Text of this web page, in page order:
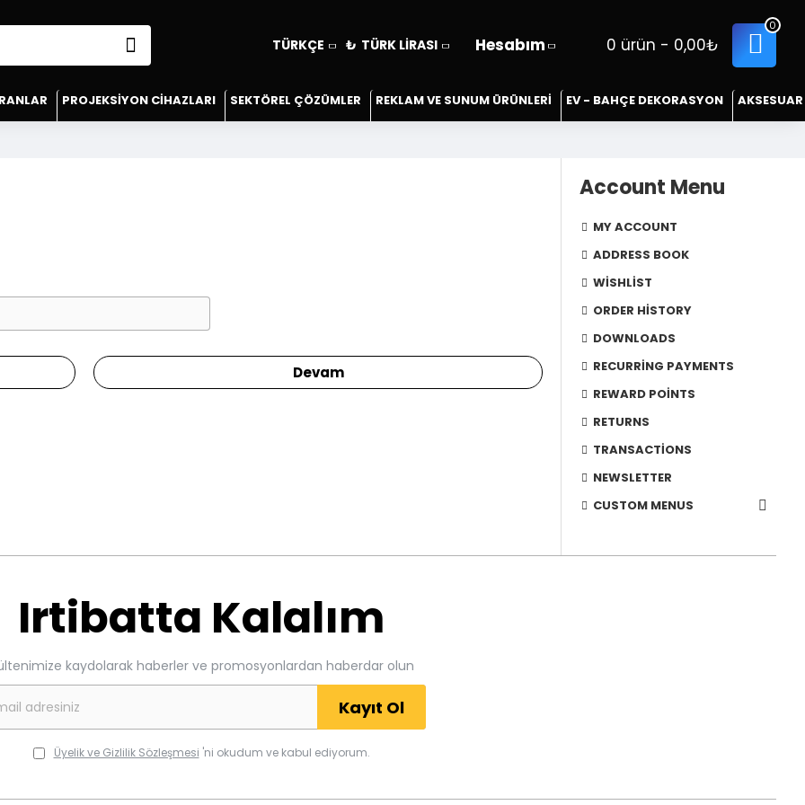
TÜRKÇE ₺ TÜRK LIRASI Hesabım 0 ürün - 0,00₺
0
PROJEKSIYON CIHAZLARI SEKTÖREL ÇÖZÜMLER REKLAM VE SUNUM ÜRÜNLERİ EV - BAHÇE DEKORASYON AKSESUAR
Devam
Account Menu
MY ACCOUNT
ADDRESS BOOK
WISHLIST
ORDER HISTORY
DOWNLOADS
RECURRING PAYMENTS
REWARD POINTS
RETURNS
TRANSACTIONS
NEWSLETTER
CUSTOM MENUS
Irtibatta Kalalım
kaydolarak haberler ve promosyonlardan haberdar olun
Kayıt Ol
Üyelik ve Gizlilik Sözleşmesi 'ni okudum ve kabul ediyorum.